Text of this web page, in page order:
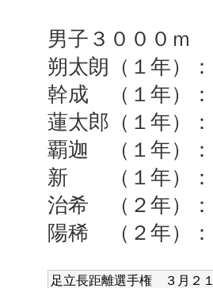
男子３０００ｍ
朔太朗（１年）
幹成 （１年）：
蓮太郎（１年）
覇迦 （１年）：
新 （１年）：
治希 （２年）：
陽稀 （２年）
足立長距離選手権 ３月２